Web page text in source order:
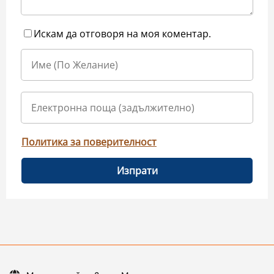
Искам да отговоря на моя коментар.
Политика за поверителност
Изпрати